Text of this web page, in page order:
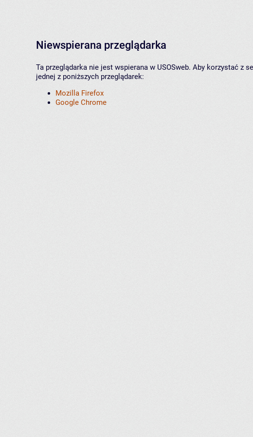
Niewspierana przeglądarka
Ta przeglądarka nie jest wspierana w USOSweb. Aby korzystać z
jednej z poniższych przeglądarek:
Mozilla Firefox
Google Chrome